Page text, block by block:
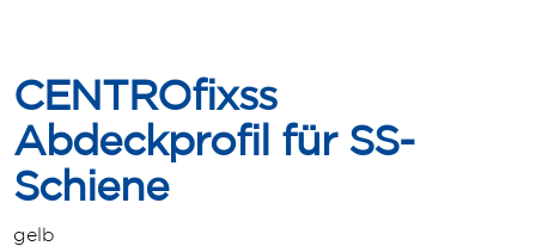
CENTROfixss
Abdeckprofil für SS-
Schiene
gelb